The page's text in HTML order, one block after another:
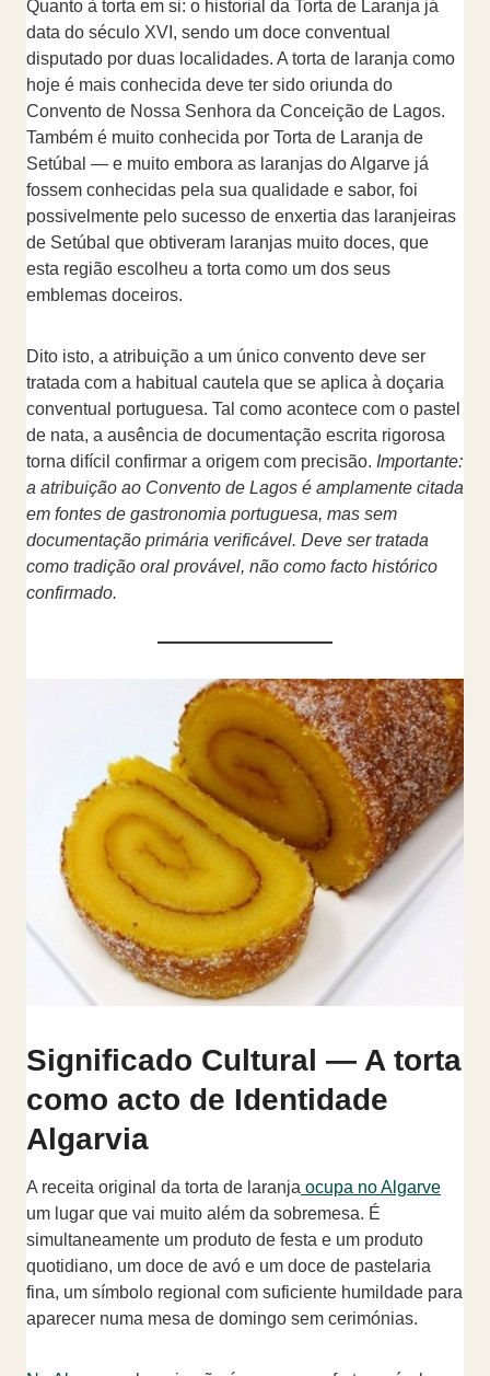
Quanto à torta em si: o historial da Torta de Laranja já
data do século XVI, sendo um doce conventual
disputado por duas localidades. A torta de laranja como
hoje é mais conhecida deve ter sido oriunda do
Convento de Nossa Senhora da Conceição de Lagos.
Também é muito conhecida por Torta de Laranja de
Setúbal — e muito embora as laranjas do Algarve já
fossem conhecidas pela sua qualidade e sabor, foi
possivelmente pelo sucesso de enxertia das laranjeiras
de Setúbal que obtiveram laranjas muito doces, que
esta região escolheu a torta como um dos seus
emblemas doceiros.
Dito isto, a atribuição a um único convento deve ser
tratada com a habitual cautela que se aplica à doçaria
conventual portuguesa. Tal como acontece com o pastel
de nata, a ausência de documentação escrita rigorosa
torna difícil confirmar a origem com precisão. Importante:
a atribuição ao Convento de Lagos é amplamente citada
em fontes de gastronomia portuguesa, mas sem
documentação primária verificável. Deve ser tratada
como tradição oral provável, não como facto histórico
confirmado.
Significado Cultural — A torta
como acto de Identidade
Algarvia
A receita original da torta de laranja ocupa no Algarve
um lugar que vai muito além da sobremesa. É
simultaneamente um produto de festa e um produto
quotidiano, um doce de avó e um doce de pastelaria
fina, um símbolo regional com suficiente humildade para
aparecer numa mesa de domingo sem cerimónias.